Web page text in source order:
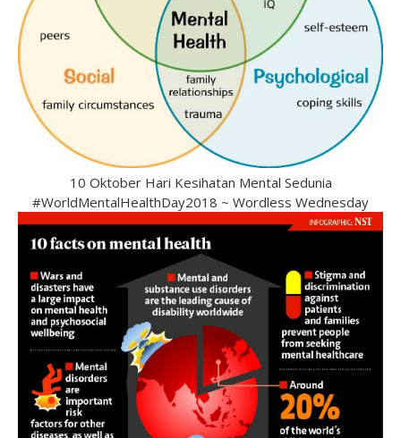
10 Oktober Hari Kesihatan Mental Sedunia
#WorldMentalHealthDay2018 ~ Wordless Wednesday